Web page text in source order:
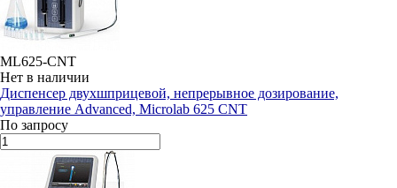
ML625-CNT
Нет в наличии
Диспенсер двухшприцевой, непрерывное дозирование,
управление Advanced, Microlab 625 CNT
По запросу